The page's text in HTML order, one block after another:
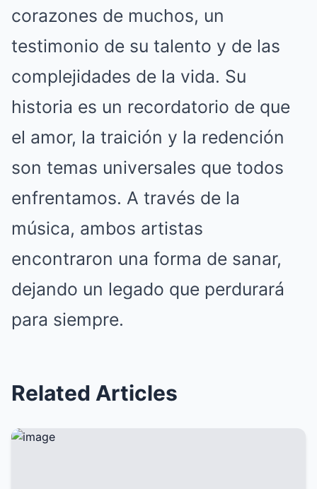
corazones de muchos, un
testimonio de su talento y de las
complejidades de la vida. Su
historia es un recordatorio de que
el amor, la traición y la redención
son temas universales que todos
enfrentamos. A través de la
música, ambos artistas
encontraron una forma de sanar,
dejando un legado que perdurará
para siempre.
Related Articles